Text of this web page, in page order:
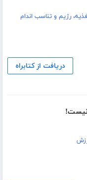
رژیم و تناسب اندام
دریافت از کتابراه
نیست!